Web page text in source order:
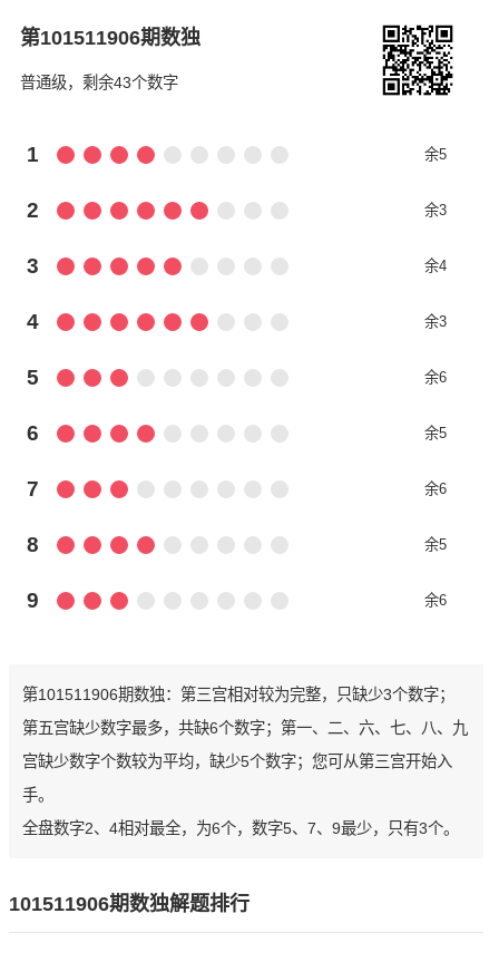
第101511906期数独
普通级，剩余43个数字
1 余5
2 余3
3 余4
4 余3
5 余6
6 余5
7 余6
8 余5
9 余6
第101511906期数独：第三宫相对较为完整，只缺少3个数字；
第五宫缺少数字最多，共缺6个数字；第一、二、六、七、八、九
宫缺少数字个数较为平均，缺少5个数字；您可从第三宫开始入
手。
全盘数字2、4相对最全，为6个，数字5、7、9最少，只有3个。
101511906期数独解题排行